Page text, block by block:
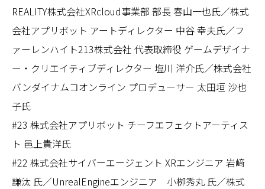
REALITY株式会社XRcloud事業部 部長 春山一也氏／株式
会社アプリボット アートディレクター 中谷 幸夫氏／フ
ァーレンハイト213株式会社 代表取締役 ゲームデザイナ
ー・クリエイティブディレクター 塩川 洋介氏／株式会社
バンダイナムコオンライン プロデューサー 太田垣 沙也
子氏
#23 株式会社アプリボット チーフエフェクトアーティス
ト 邑上貴洋氏
#22 株式会社サイバーエージェント XRエンジニア 岩﨑
謙汰 氏／UnrealEngineエンジニア 小栁秀丸 氏／株式